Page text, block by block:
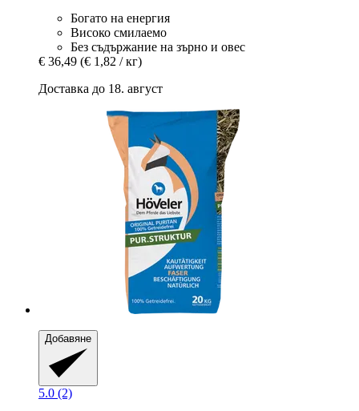
Богато на енергия
Високо смилаемо
Без съдържание на зърно и овес
€ 36,49 (€ 1,82 / кг)
Доставка до 18. август
Добавяне
5.0 (2)